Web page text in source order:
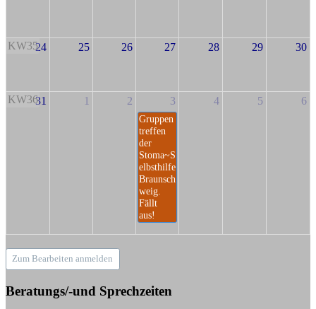
KW3524 25 26 27 28 29 30
KW3631 1 2 3
Gruppen
treffen
der
Stoma~S
elbsthilfe
Braunsch
weig.
Fällt
aus!
4 5 6
Zum Bearbeiten anmelden
Beratungs/-und Sprechzeiten